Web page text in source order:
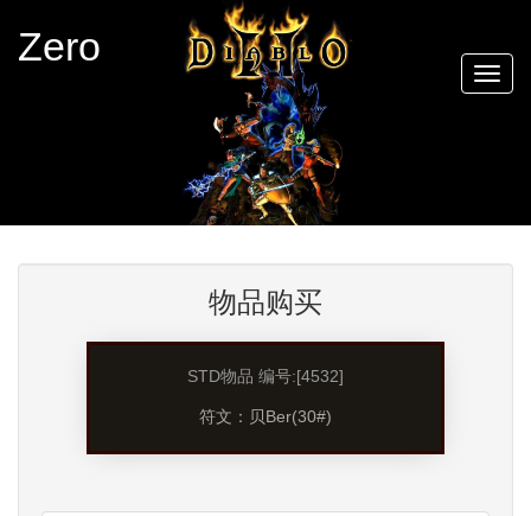
Zero
物品购买
STD物品 编号:[4532]
符文：贝Ber(30#)